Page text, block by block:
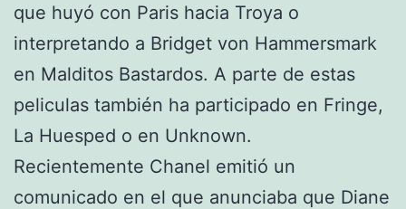
que huyó con Paris hacia Troya o
interpretando a Bridget von Hammersmark
en Malditos Bastardos. A parte de estas
peliculas también ha participado en Fringe,
La Huesped o en Unknown.
Recientemente Chanel emitió un
comunicado en el que anunciaba que Diane